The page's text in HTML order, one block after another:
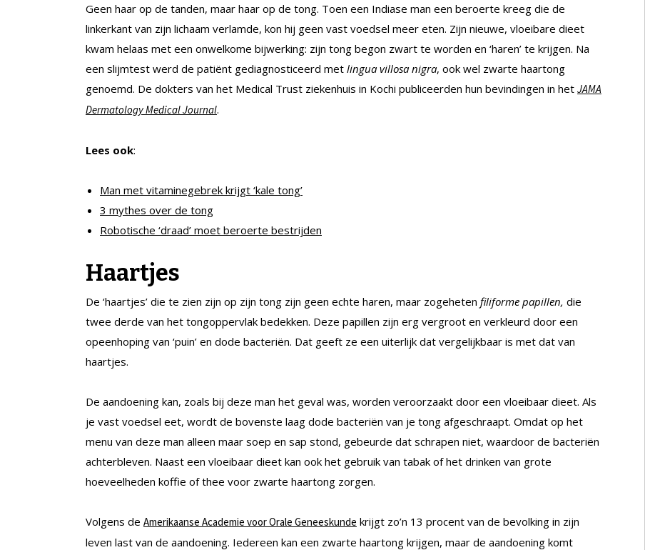
Geen haar op de tanden, maar haar op de tong. Toen een Indiase man een beroerte kreeg die de
linkerkant van zijn lichaam verlamde, kon hij geen vast voedsel meer eten. Zijn nieuwe, vloeibare dieet
kwam helaas met een onwelkome bijwerking: zijn tong begon zwart te worden en ‘haren’ te krijgen. Na
een slijmtest werd de patiënt gediagnosticeerd met lingua villosa nigra, ook wel zwarte haartong
genoemd. De dokters van het Medical Trust ziekenhuis in Kochi publiceerden hun bevindingen in het JAMA
Dermatology Medical Journal.
Lees ook:
Man met vitaminegebrek krijgt ‘kale tong’
3 mythes over de tong
Robotische ‘draad’ moet beroerte bestrijden
Haartjes
De ‘haartjes’ die te zien zijn op zijn tong zijn geen echte haren, maar zogeheten filiforme papillen, die
twee derde van het tongoppervlak bedekken. Deze papillen zijn erg vergroot en verkleurd door een
opeenhoping van ‘puin’ en dode bacteriën. Dat geeft ze een uiterlijk dat vergelijkbaar is met dat van
haartjes.‎
De aandoening kan, zoals bij deze man het geval was, worden veroorzaakt door een vloeibaar dieet. Als
je vast voedsel eet, wordt de bovenste laag dode bacteriën van je tong afgeschraapt. Omdat op het
menu van deze man alleen maar soep en sap stond, gebeurde dat schrapen niet, waardoor de bacteriën
achterbleven. Naast een vloeibaar dieet kan ook het gebruik van tabak of het drinken van grote
hoeveelheden koffie of thee voor zwarte haartong zorgen.
Volgens de Amerikaanse Academie voor Orale Geneeskunde krijgt zo’n 13 procent van de bevolking in zijn
leven last van de aandoening. Iedereen kan een zwarte haartong krijgen, maar de aandoening komt